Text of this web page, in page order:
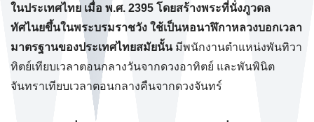
ในประเทศไทย เมื่อ พ.ศ. 2395 โดยสร้างพระที่นั่งภูวดล
ทัศไนยขึ้นในพระบรมราชวัง ใช้เป็นหอนาฬิกาหลวงบอกเวลา
มาตรฐานของประเทศไทยสมัยนั้นมีพนักงานตำแหน่งพันทิวา
ทิตย์เทียบเวลาตอนกลางวันจากดวงอาทิตย์ และพันพินิต
จันทราเทียบเวลาตอนกลางคืนจากดวงจันทร์